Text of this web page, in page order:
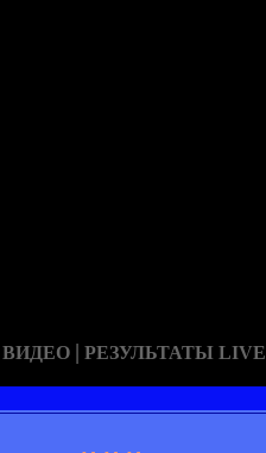
ВИДЕО | РЕЗУЛЬТАТЫ LIVE